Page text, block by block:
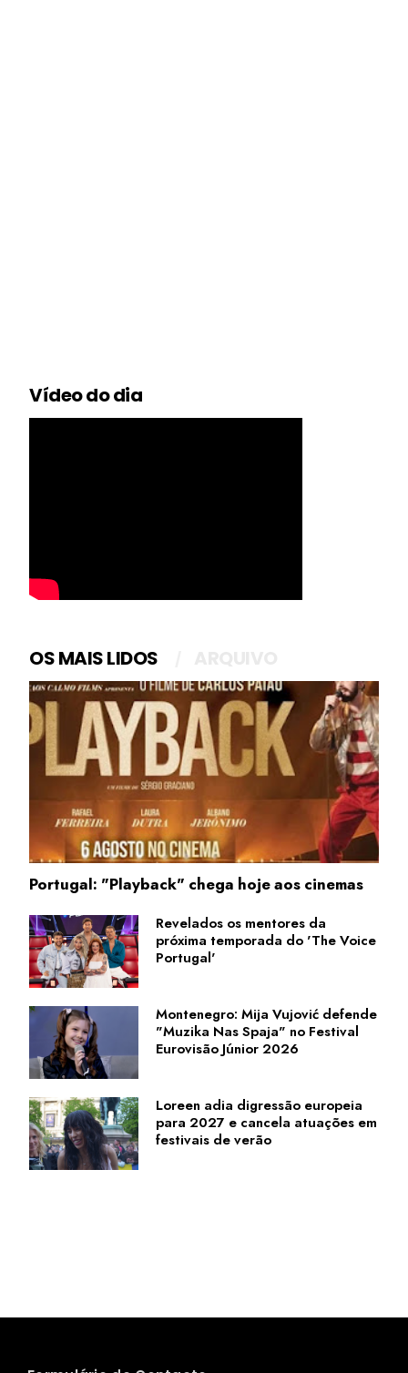
Vídeo do dia
OS MAIS LIDOS
Portugal: "Playback" chega hoje aos cinemas
Revelados os mentores da
próxima temporada do 'The Voice
Portugal'
Montenegro: Mija Vujović defende
"Muzika Nas Spaja" no Festival
Eurovisão Júnior 2026
Loreen adia digressão europeia
para 2027 e cancela atuações em
festivais de verão